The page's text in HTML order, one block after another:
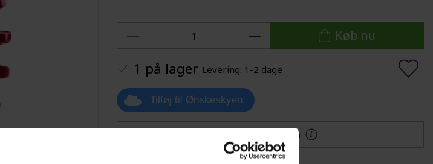
Køb nu
1 på lager Levering: 1-2 dage
Tilføj til Ønskeskyen
Mere information